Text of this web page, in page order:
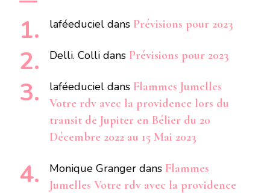
laféeduciel dans Prévisions pour 2023
Delli. Colli dans Prévisions pour 2023
laféeduciel dans Flammes Jumelles
Votre rdv avec la providence lors du
transit de Jupiter en Bélier du 20
Décembre 2022 au 15 Mai 2023
Monique Granger dans Flammes
Jumelles Votre rdv avec la providence